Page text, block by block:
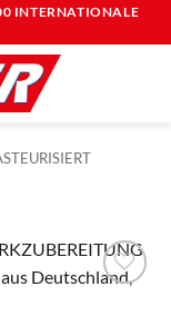
INTERNATIONALE